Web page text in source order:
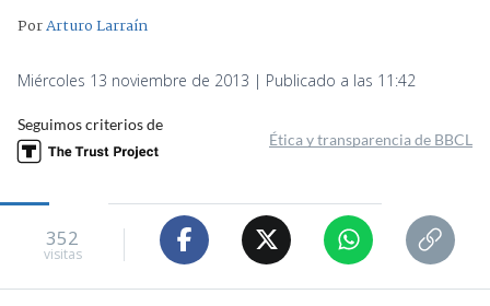
PorArturo Larraín
Miércoles 13 noviembre de 2013 | Publicado a las 11:42
Seguimos criterios de
Ética y transparencia de BBCL
352
visitas